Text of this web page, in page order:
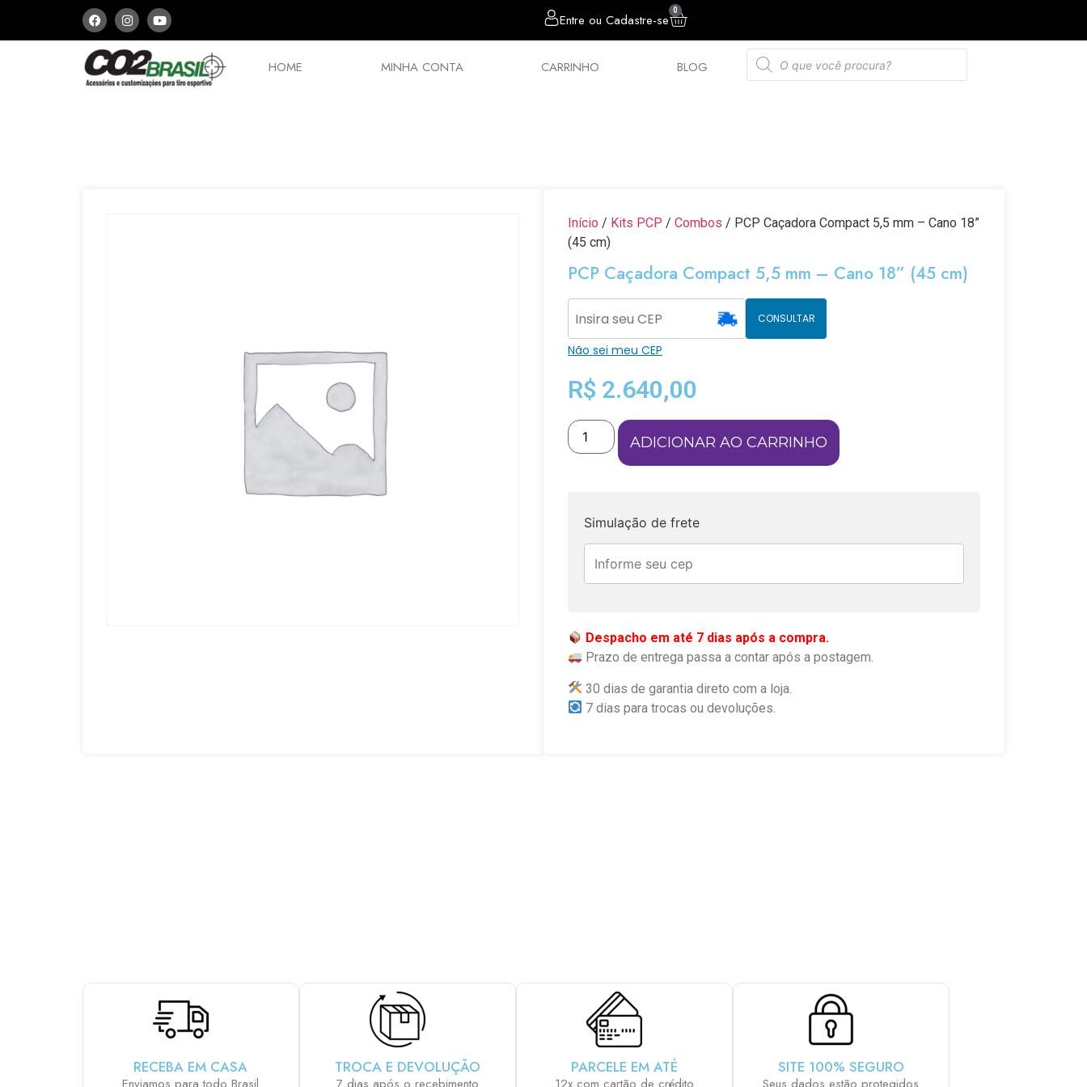
Entre ou Cadastre-se
0
HOME MINHA CONTA CARRINHO BLOG
Início / Kits PCP / Combos / PCP Caçadora Compact 5,5 mm – Cano 18”
(45 cm)
PCP Caçadora Compact 5,5 mm – Cano 18” (45 cm)
CONSULTAR
Não sei meu CEP
R$ 2.640,00
ADICIONAR AO CARRINHO
Simulação de frete
Despacho em até 7 dias após a compra.
Prazo de entrega passa a contar após a postagem.
30 dias de garantia direto com a loja.
7 dias para trocas ou devoluções.
RECEBA EM CASA TROCA E DEVOLUÇÃO PARCELE EM ATÉ SITE 100% SEGURO